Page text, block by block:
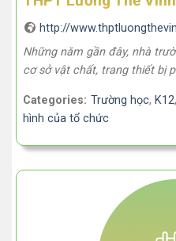
http://
Những năm gần đây, nhà
cơ sở vật chất, trang thiết bị
Categories: Trường học, K12,
hình của tổ chức